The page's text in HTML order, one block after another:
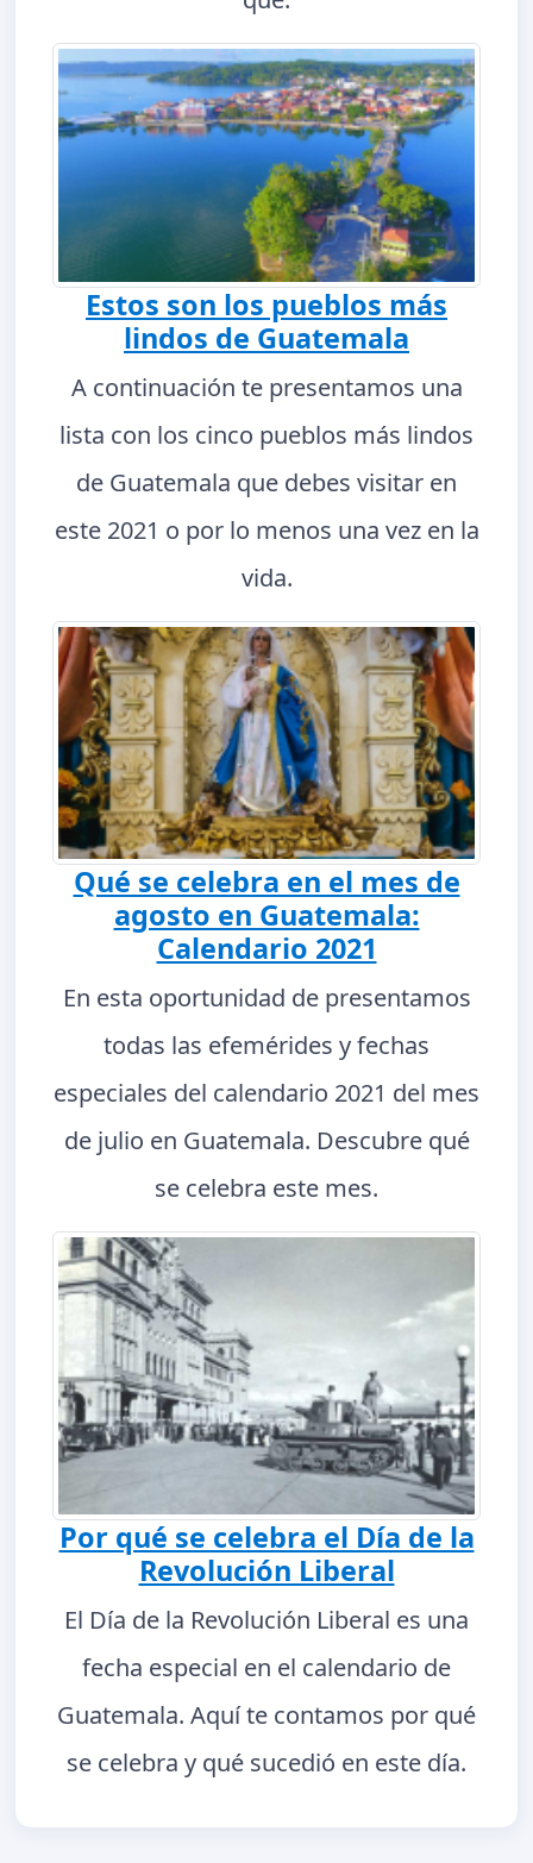
Estos son los pueblos más
lindos de Guatemala
A continuación te presentamos una
lista con los cinco pueblos más lindos
de Guatemala que debes visitar en
este 2021 o por lo menos una vez en la
vida.
Qué se celebra en el mes de
agosto en Guatemala:
Calendario 2021
En esta oportunidad de presentamos
todas las efemérides y fechas
especiales del calendario 2021 del mes
de julio en Guatemala. Descubre qué
se celebra este mes.
Por qué se celebra el Día de la
Revolución Liberal
El Día de la Revolución Liberal es una
fecha especial en el calendario de
Guatemala. Aquí te contamos por qué
se celebra y qué sucedió en este día.